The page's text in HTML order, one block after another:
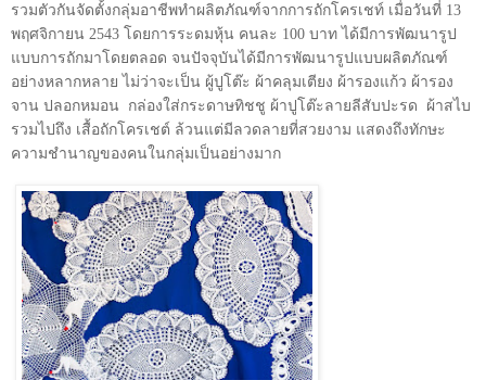
รวมตัวกันจัดตั้งกลุ่มอาชีพทำผลิตภัณฑ์จากการถักโครเชท์ เมื่อวันที่ 13
พฤศจิกายน 2543 โดยการระดมหุ้น คนละ 100 บาท ได้มีการพัฒนารูป
แบบการถักมาโดยตลอด จนปัจจุบันได้มีการพัฒนารูปแบบผลิตภัณฑ์
อย่างหลากหลาย ไม่ว่าจะเป็น ผู้ปูโต๊ะ ผ้าคลุมเตียง ผ้ารองแก้ว ผ้ารอง
จาน ปลอกหมอน
กล่องใส่กระดาษทิชชู ผ้าปูโต๊ะลายลีสับปะรด
ผ้าสไบ
รวมไปถึง เสื้อถักโครเชต์ ล้วนแต่มีลวดลายที่สวยงาม แสดงถึงทักษะ
ความชำนาญของคนในกลุ่มเป็นอย่างมาก